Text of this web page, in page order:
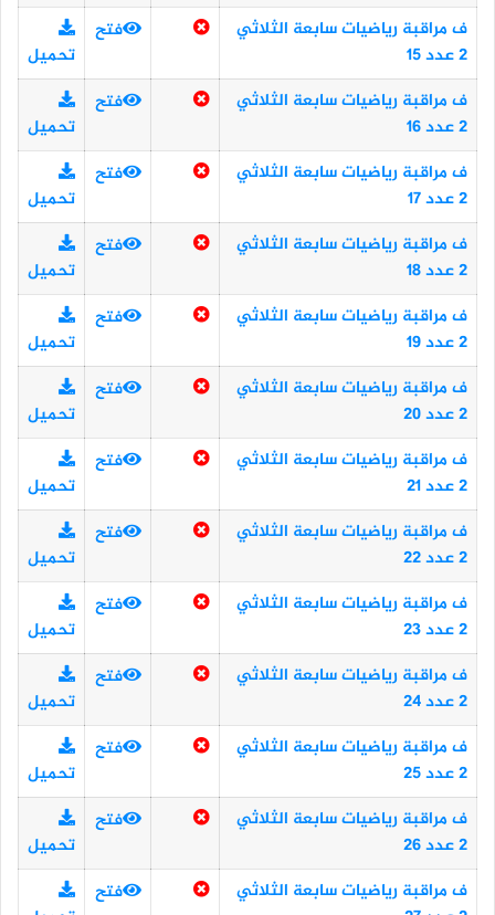
ف مراقبة رياضيات سابعة الثلاثي
2 عدد 15
فتح
تحميل
ف مراقبة رياضيات سابعة الثلاثي
2 عدد 16
فتح
تحميل
ف مراقبة رياضيات سابعة الثلاثي
2 عدد 17
فتح
تحميل
ف مراقبة رياضيات سابعة الثلاثي
2 عدد 18
فتح
تحميل
ف مراقبة رياضيات سابعة الثلاثي
2 عدد 19
فتح
تحميل
ف مراقبة رياضيات سابعة الثلاثي
2 عدد 20
فتح
تحميل
ف مراقبة رياضيات سابعة الثلاثي
2 عدد 21
فتح
تحميل
ف مراقبة رياضيات سابعة الثلاثي
2 عدد 22
فتح
تحميل
ف مراقبة رياضيات سابعة الثلاثي
2 عدد 23
فتح
تحميل
ف مراقبة رياضيات سابعة الثلاثي
2 عدد 24
فتح
تحميل
ف مراقبة رياضيات سابعة الثلاثي
2 عدد 25
فتح
تحميل
ف مراقبة رياضيات سابعة الثلاثي
2 عدد 26
فتح
تحميل
ف مراقبة رياضيات سابعة الثلاثي
فتح